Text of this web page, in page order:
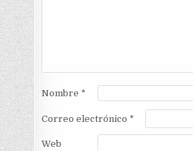
Nombre *
Correo electrónico *
Web